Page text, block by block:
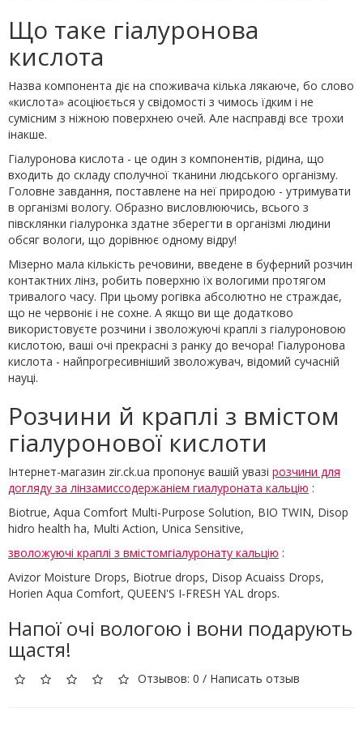
Що таке гіалуронова
кислота
Назва компонента діє на споживача кілька лякаюче, бо слово
«кислота» асоціюється у свідомості з чимось їдким і не
сумісним з ніжною поверхнею очей. Але насправді все трохи
інакше.
Гіалуронова кислота - це один з компонентів, рідина, що
входить до складу сполучної тканини людського організму.
Головне завдання, поставлене на неї природою - утримувати
в організмі вологу. Образно висловлюючись, всього з
півсклянки гіалуронка здатне зберегти в організмі людини
обсяг вологи, що дорівнює одному відру!
Мізерно мала кількість речовини, введене в буферний розчин
контактних лінз, робить поверхню їх вологими протягом
тривалого часу. При цьому рогівка абсолютно не страждає,
що не червоніє і не сохне. А якщо ви ще додатково
використовуєте розчини і зволожуючі краплі з гіалуроновою
кислотою, ваші очі прекрасні з ранку до вечора! Гіалуронова
кислота - найпрогресивніший зволожувач, відомий сучасній
науці.
Розчини й краплі з вмістом
гіалуронової кислоти
Інтернет-магазин zir.ck.ua пропонує вашій увазі розчини для
догляду за лінзамиссодержаніем гиалуроната кальцію :
Biotrue, Aqua Comfort Multi-Purpose Solution, BIO TWIN, Disop
hidro health ha, Multi Action, Unica Sensitive,
зволожуючі краплі з вмістомгіалуронату кальцію :
Avizor Moisture Drops, Biotrue drops, Disop Acuaiss Drops,
Horien Aqua Comfort, QUEEN'S I-FRESH YAL drops.
Напої очі вологою і вони подарують
щастя!
Отзывов: 0 / Написать отзыв